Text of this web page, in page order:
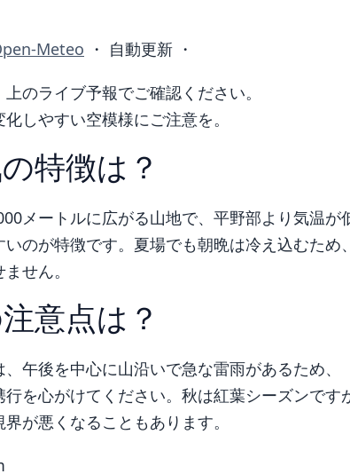
Meteo ・ 自動更新 ・
のライブ予報でご確認ください。
しやすい空模様にご注意を。
特徴は？
メートルに広がる山地で、平野部より気温が
のが特徴です。夏場でも朝晩は冷え込むため、
せん。
意点は？
午後を中心に山沿いで急な雷雨があるため、
を心がけてください。秋は紅葉シーズンです
が悪くなることもあります。